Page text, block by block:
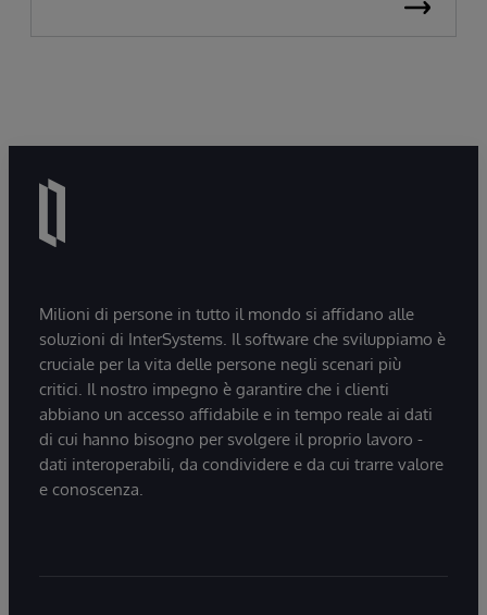
Milioni di persone in tutto il mondo si affidano alle
soluzioni di InterSystems. Il software che sviluppiamo è
cruciale per la vita delle persone negli scenari più
critici. Il nostro impegno è garantire che i clienti
abbiano un accesso affidabile e in tempo reale ai dati
di cui hanno bisogno per svolgere il proprio lavoro -
dati interoperabili, da condividere e da cui trarre valore
e conoscenza.